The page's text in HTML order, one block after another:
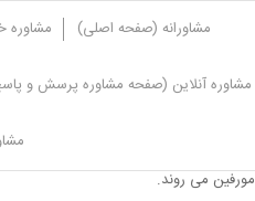
مشاورانه (صفحه اصلی) مشاوره
مشاوره آنلاین (صفحه مشاوره پرسش و
در بسیاری از موارد افراد به خاطر این
مورفین می روند.